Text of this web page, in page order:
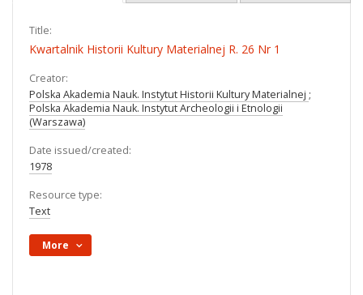
Title:
Kwartalnik Historii Kultury Materialnej R. 26 Nr 1
Creator:
Polska Akademia Nauk. Instytut Historii Kultury Materialnej ;
Polska Akademia Nauk. Instytut Archeologii i Etnologii
(Warszawa)
Date issued/created:
1978
Resource type:
Text
More